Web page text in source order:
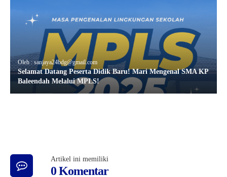
Oleh : sanjaya24bdg@gmail.com
Selamat Datang Peserta Didik Baru! Mari Mengenal SMA KP
Baleendah Melalui MPLS!
Artikel ini memiliki
0 Komentar